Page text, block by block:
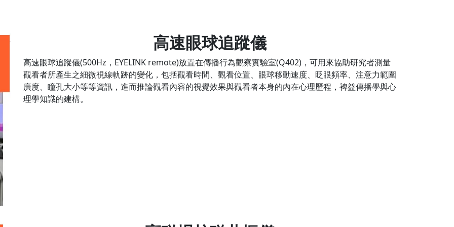
高速眼球追蹤儀
高速眼球追蹤儀(500Hz，EYELINK remote)放置在傳播行為觀察實驗室(Q402)，可用來協助研究者測量
觀看者所產生之細微視線軌跡的變化，包括觀看時間、觀看位置、眼球移動速度、眨眼頻率、注意力範圍
廣度、瞳孔大小等等資訊，進而推論觀看內容的視覺效果與觀看者本身的內在心理歷程，裨益傳播學與心
理學知識的建構。